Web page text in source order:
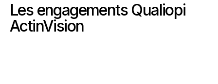
Les engagements Qualiopi
ActinVision